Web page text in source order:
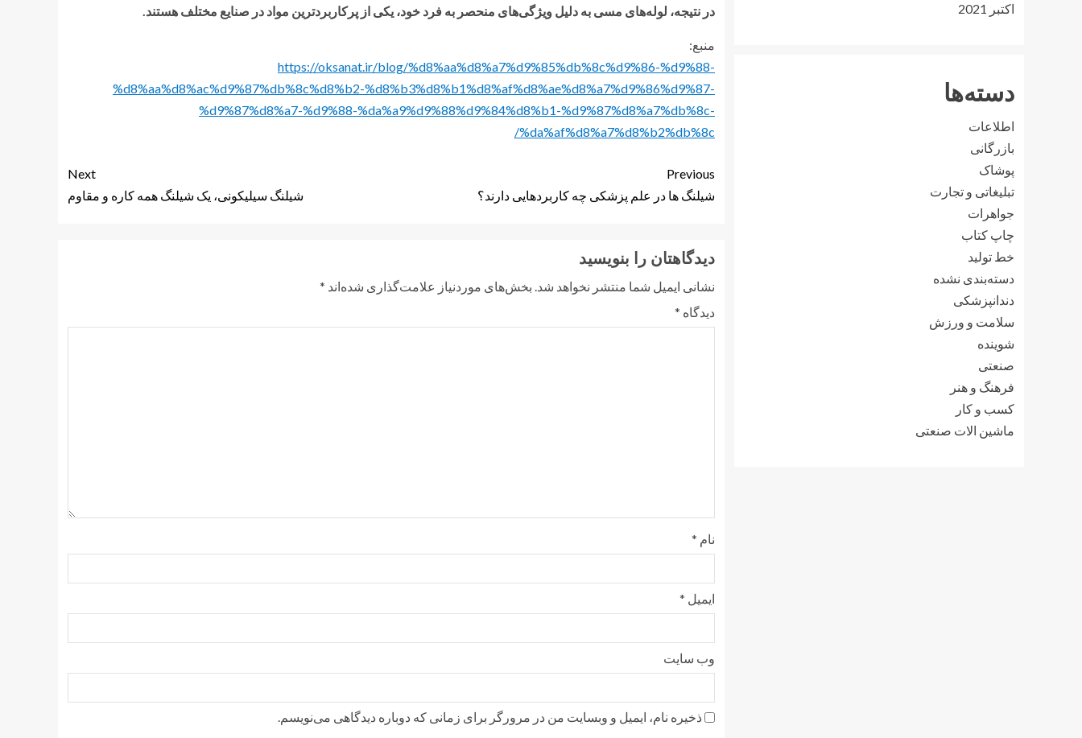
در نتیجه، لوله‌های مسی به دلیل ویژگی‌های منحصر به فرد خود، یکی از پرکاربردترین مواد در صنایع مختلف هستند.
منبع:
https://oksanat.ir/blog/%d8%aa%d8%a7%d9%85%db%8c%d9%86-%d9%88-
%d8%aa%d8%ac%d9%87%db%8c%d8%b2-%d8%b3%d8%b1%d8%af%d8%ae%d8%a7%d9%86%d9%87-
%d9%87%d8%a7-%d9%88-%da%a9%d9%88%d9%84%d8%b1-%d9%87%d8%a7%db%8c-
%da%af%d8%a7%d8%b2%db%8c/
Previous
شیلنگ ها در علم پزشکی چه کاربردهایی دارند؟
Next
شیلنگ سیلیکونی، یک شیلنگ همه کاره و مقاوم
دیدگاهتان را بنویسید
نشانی ایمیل شما منتشر نخواهد شد. بخش‌های موردنیاز علامت‌گذاری شده‌اند *
دیدگاه *
نام *
ایمیل *
وب‌ سایت
ذخیره نام، ایمیل و وبسایت من در مرورگر برای زمانی که دوباره دیدگاهی می‌نویسم.
اکتبر 2021
دسته‌ها
اطلاعات
بازرگانی
پوشاک
تبلیغاتی و تجارت
جواهرات
چاپ کتاب
خط تولید
دسته‌بندی نشده
دندانپزشکی
سلامت و ورزش
شوینده
صنعتی
فرهنگ و هنر
کسب و کار
ماشین الات صنعتی